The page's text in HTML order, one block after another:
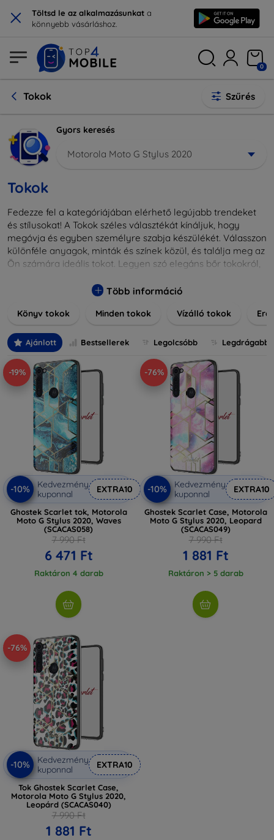
× Töltsd le az alkalmazásunkat a
könnyebb vásárláshoz.
0
Tokok Szűrés
Gyors keresés
Motorola Moto G Stylus 2020
Tokok
Fedezze fel a kategóriájában elérhető legújabb trendeket
és stílusokat! A Tokok széles választékát kínáljuk, hogy
megóvja és egyben személyre szabja készülékét. Válasszon
különféle anyagok, minták és színek közül, és találja meg az
Ön számára ideális tokot. Legyen szó elegáns bőr tokokról,
nálunk mindenki megtalálja a stílusához leginkább illő
különlegesebbé eszközeit a tökéletes tokkal!
Több információ
Könyv tokok Minden tokok Vízálló tokok
Ajánlott Bestsellerek Legolcsóbb Legdrágabb
-19%
-10%
Kedvezmény
kuponnal
EXTRA10
Ghostek Scarlet tok, Motorola
Moto G Stylus 2020, Waves
(SCACAS058)
7 990 Ft
6 471 Ft
Raktáron 4 darab
-76%
-10%
Kedvezmény
kuponnal
EXTRA10
Ghostek Scarlet Case, Motorola
Moto G Stylus 2020, Leopard
(SCACAS049)
7 990 Ft
1 881 Ft
Raktáron > 5 darab
-76%
-10%
Kedvezmény
kuponnal
EXTRA10
Tok Ghostek Scarlet Case,
Motorola Moto G Stylus 2020,
Leopárd (SCACAS040)
7 990 Ft
1 881 Ft